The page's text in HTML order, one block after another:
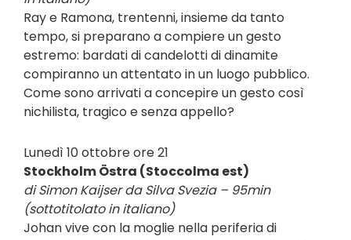
Ray e Ramona, trentenni, insieme da tanto
tempo, si preparano a compiere un gesto
estremo: bardati di candelotti di dinamite
compiranno un attentato in un luogo pubblico.
Come sono arrivati a concepire un gesto così
nichilista, tragico e senza appello?
Lunedì 10 ottobre ore 21
Stockholm Östra (Stoccolma est)
di Simon Kaijser da Silva Svezia – 95min
(sottotitolato in italiano)
Johan vive con la moglie nella periferia di